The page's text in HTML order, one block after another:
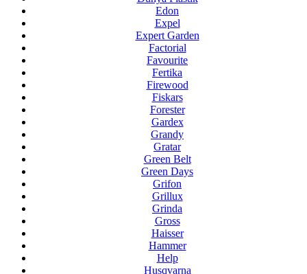
Edon
Expel
Expert Garden
Factorial
Favourite
Fertika
Firewood
Fiskars
Forester
Gardex
Grandy
Gratar
Green Belt
Green Days
Grifon
Grillux
Grinda
Gross
Haisser
Hammer
Help
Husqvarna